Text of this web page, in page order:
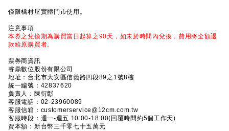
僅限橘村屋實體門市使用。
注意事項
本券之兌換期為購買當日起算之90天，如未於時間內兌換，費用將全額退
款給原購買者。
票券商資訊
睿鼎數位股份有限公司
地址：台北市大安區信義路四段89之1號8樓
統一編號：42837620
負責人：陳衍彰
客服電話：02-23960089
客服信箱：customerservice@12cm.com.tw
客服時段：週一-週五 10:00-18:00(回覆時間約5個工作天)
資本額：新台幣三千零七十五萬元